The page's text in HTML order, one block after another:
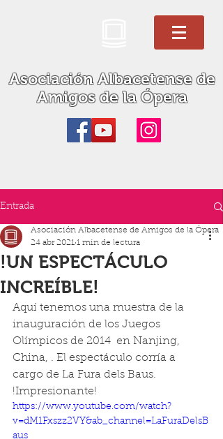
Asociación Albacetense de
Amigos de la Ópera
Entrada
!UN ESPECTÁCULO
INCREÍBLE!
Asociación Albacetense de Amigos de la Ópera
24 abr 2021 1 min de lectura
Aquí tenemos una muestra de la
inauguración de los Juegos
Olímpicos de 2014  en Nanjing,
China, . El espectáculo corría a
cargo de La Fura dels Baus.
!Impresionante!
https://www.youtube.com/watch?
v=dM1Fxszz2VY&ab_channel=LaFuraDelsB
aus